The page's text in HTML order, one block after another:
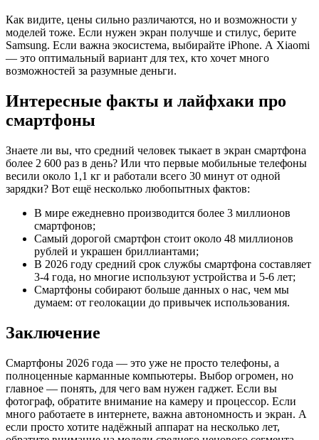
Как видите, цены сильно различаются, но и возможности у
моделей тоже. Если нужен экран получше и стилус, берите
Samsung. Если важна экосистема, выбирайте iPhone. А Xiaomi
— это оптимальный вариант для тех, кто хочет много
возможностей за разумные деньги.
Интересные факты и лайфхаки про
смартфоны
Знаете ли вы, что средний человек тыкает в экран смартфона
более 2 600 раз в день? Или что первые мобильные телефоны
весили около 1,1 кг и работали всего 30 минут от одной
зарядки? Вот ещё несколько любопытных фактов:
В мире ежедневно производится более 3 миллионов
смартфонов;
Самый дорогой смартфон стоит около 48 миллионов
рублей и украшен бриллиантами;
В 2026 году средний срок службы смартфона составляет
3-4 года, но многие используют устройства и 5-6 лет;
Смартфоны собирают больше данных о нас, чем мы
думаем: от геолокации до привычек использования.
Заключение
Смартфоны 2026 года — это уже не просто телефоны, а
полноценные карманные компьютеры. Выбор огромен, но
главное — понять, для чего вам нужен гаджет. Если вы
фотограф, обратите внимание на камеру и процессор. Если
много работаете в интернете, важна автономность и экран. А
если просто хотите надёжный аппарат на несколько лет,